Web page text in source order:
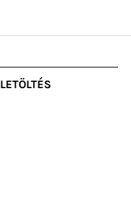
LETÖLTÉS